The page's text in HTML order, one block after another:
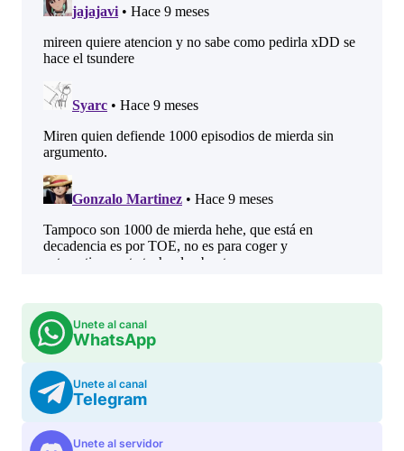
Unete al canal
WhatsApp
Unete al canal
Telegram
Unete al servidor